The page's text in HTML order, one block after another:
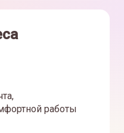
работы